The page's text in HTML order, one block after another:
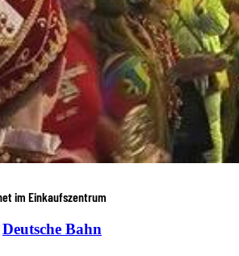
im Einkaufszentrum
Deutsche Bahn